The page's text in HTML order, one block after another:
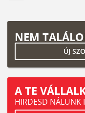
NEM
ÚJ
A TE
HIRDESD NÁLUNK